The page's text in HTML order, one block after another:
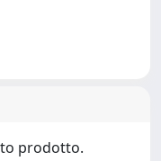
prodotto.